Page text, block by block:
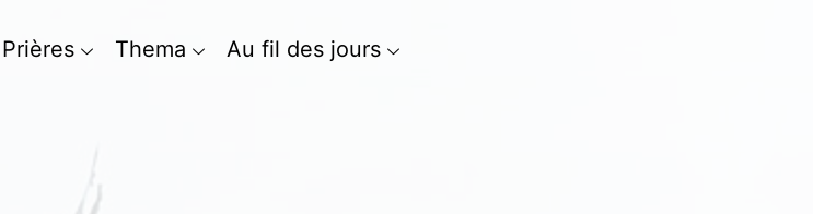
Prières Thema Au fil des jours